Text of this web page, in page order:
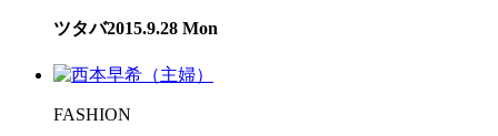
ツタバ2015.9.28 Mon
FASHION